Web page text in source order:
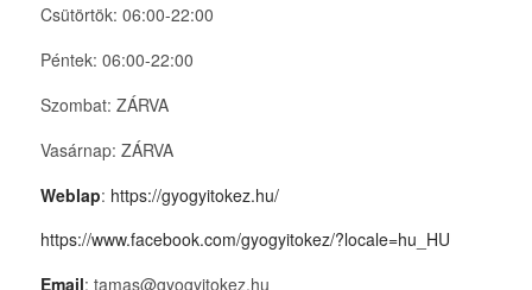
Csütörtök: 06:00-22:00
Péntek: 06:00-22:00
Szombat: ZÁRVA
Vasárnap: ZÁRVA
Weblap: https://gyogyitokez.hu/
https://www.facebook.com/gyogyitokez/?locale=hu_HU
Email: tamas@gyogyitokez.hu